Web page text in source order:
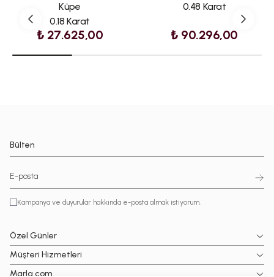
Küpe
0.18 Karat
₺ 27.625,00
0.48 Karat
₺ 90.296,00
Bülten
Kampanya ve duyurular hakkında e-posta almak istiyorum.
Özel Günler
Müşteri Hizmetleri
Marla.com